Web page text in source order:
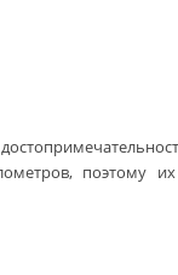
поэтому